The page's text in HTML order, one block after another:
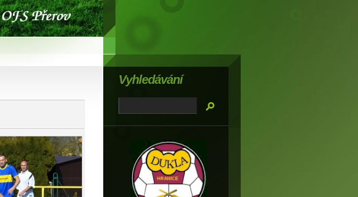
Vyhledávání